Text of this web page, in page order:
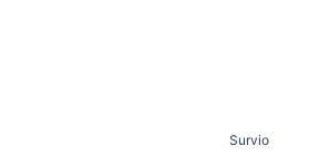
Survio